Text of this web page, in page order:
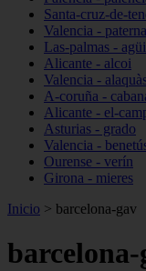
Santa-cruz-de-
Valencia - paterna
Las-palmas -
Alicante - alcoi
Valencia -
A-coruña -
Alicante - el-
Asturias - grado
Valencia -
Ourense - verín
Girona - mieres
Inicio > barcelona-gav
barcelona-